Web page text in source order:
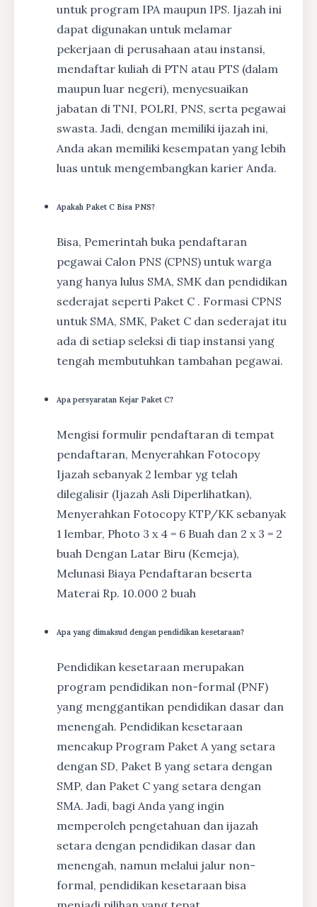
untuk program IPA maupun IPS. Ijazah ini
dapat digunakan untuk melamar
pekerjaan di perusahaan atau instansi,
mendaftar kuliah di PTN atau PTS (dalam
maupun luar negeri), menyesuaikan
jabatan di TNI, POLRI, PNS, serta pegawai
swasta. Jadi, dengan memiliki ijazah ini,
Anda akan memiliki kesempatan yang lebih
luas untuk mengembangkan karier Anda.
Apakah Paket C Bisa PNS?
Bisa, Pemerintah buka pendaftaran
pegawai Calon PNS (CPNS) untuk warga
yang hanya lulus SMA, SMK dan pendidikan
sederajat seperti Paket C . Formasi CPNS
untuk SMA, SMK, Paket C dan sederajat itu
ada di setiap seleksi di tiap instansi yang
tengah membutuhkan tambahan pegawai.
Apa persyaratan Kejar Paket C?
Mengisi formulir pendaftaran di tempat
pendaftaran, Menyerahkan Fotocopy
Ijazah sebanyak 2 lembar yg telah
dilegalisir (Ijazah Asli Diperlihatkan),
Menyerahkan Fotocopy KTP/KK sebanyak
1 lembar, Photo 3 x 4 = 6 Buah dan 2 x 3 = 2
buah Dengan Latar Biru (Kemeja),
Melunasi Biaya Pendaftaran beserta
Materai Rp. 10.000 2 buah
Apa yang dimaksud dengan pendidikan kesetaraan?
Pendidikan kesetaraan merupakan
program pendidikan non-formal (PNF)
yang menggantikan pendidikan dasar dan
menengah. Pendidikan kesetaraan
mencakup Program Paket A yang setara
dengan SD, Paket B yang setara dengan
SMP, dan Paket C yang setara dengan
SMA. Jadi, bagi Anda yang ingin
memperoleh pengetahuan dan ijazah
setara dengan pendidikan dasar dan
menengah, namun melalui jalur non-
formal, pendidikan kesetaraan bisa